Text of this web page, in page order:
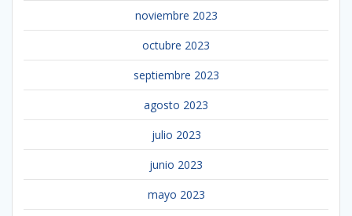
noviembre 2023
octubre 2023
septiembre 2023
agosto 2023
julio 2023
junio 2023
mayo 2023